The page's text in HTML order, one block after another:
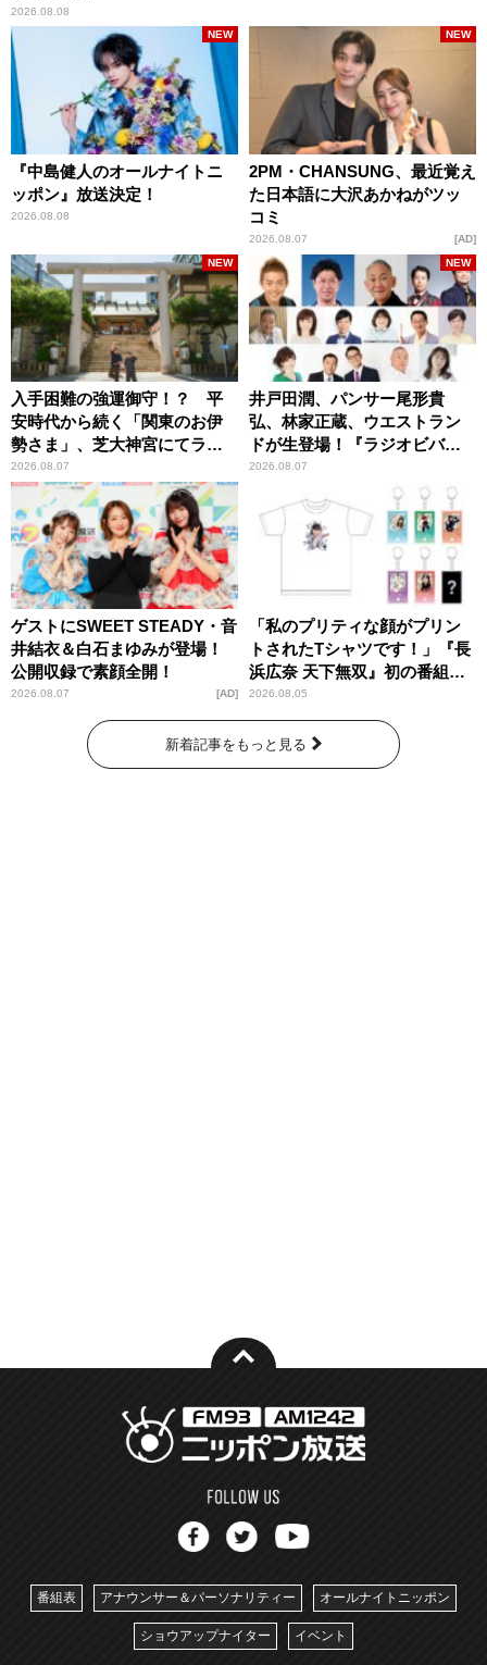
2026.08.08
『中島健人のオールナイトニ
ッポン』放送決定！
2026.08.08
NEW
2PM・CHANSUNG、最近覚え
た日本語に大沢あかねがツッ
コミ
2026.08.07
NEW
AD
入手困難の強運御守！？ 平
安時代から続く「関東のお伊
勢さま」、芝大神宮にてラン
パンプスが合格祈願！
2026.08.07
NEW
井戸田潤、パンサー尾形貴
弘、林家正蔵、ウエストラン
ドが生登場！『ラジオビバリ
ー昼ズ』
2026.08.07
NEW
ゲストにSWEET STEADY・音
井結衣＆白石まゆみが登場！
公開収録で素顔全開！
2026.08.07 AD
「私のプリティな顔がプリン
トされたTシャツです！」『長
浜広奈 天下無双』初の番組グ
ッズ発売
2026.08.05
新着記事をもっと見る
番組表 アナウンサー＆パーソナリティー オールナイトニッポン
ショウアップナイター イベント